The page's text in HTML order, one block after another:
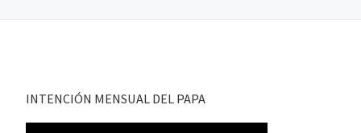
INTENCIÓN MENSUAL DEL PAPA